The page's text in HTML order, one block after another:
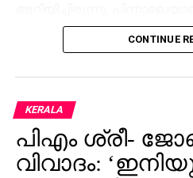
ആറ്
സംഘം ചേർന്നതിന്
ഗസ്ഥർ അറിയിച്ചു.
നടത്താൻ അനുമതി
റാലിയിലുണ്ടായ തിക്കിലും
കൊല്ലപ്പെട്ടിരുന്നു. ഇതിനു
ഇടവേളയ്ക്കു ശേഷം വിജയ്
സജീവമാകുന്നതിന്റെ
പൊതുയോഗം നടത്തുന്നത്.
CONTINUE
KERALA
പിഎം ശ്രീ-
വിവാദം: